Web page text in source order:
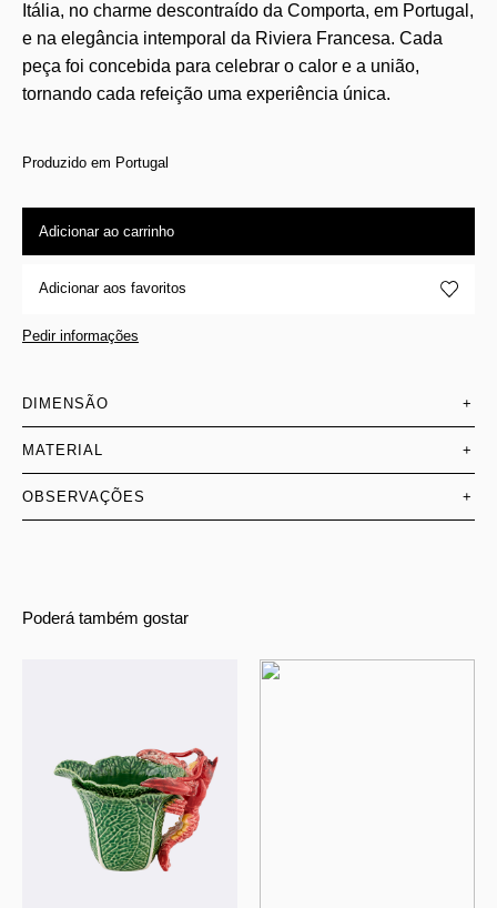
Itália, no charme descontraído da Comporta, em Portugal,
e na elegância intemporal da Riviera Francesa. Cada
peça foi concebida para celebrar o calor e a união,
tornando cada refeição uma experiência única.
Produzido em Portugal
Adicionar ao carrinho
Adicionar aos favoritos
Pedir informações
DIMENSÃO +
MATERIAL +
OBSERVAÇÕES +
Poderá também gostar